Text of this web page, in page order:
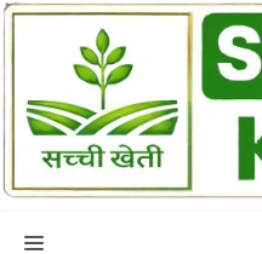
Skip
to
content
Menu